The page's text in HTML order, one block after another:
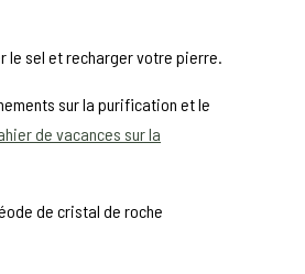
le sel et recharger votre pierre.
sur la purification et le
de vacances sur la
de cristal de roche